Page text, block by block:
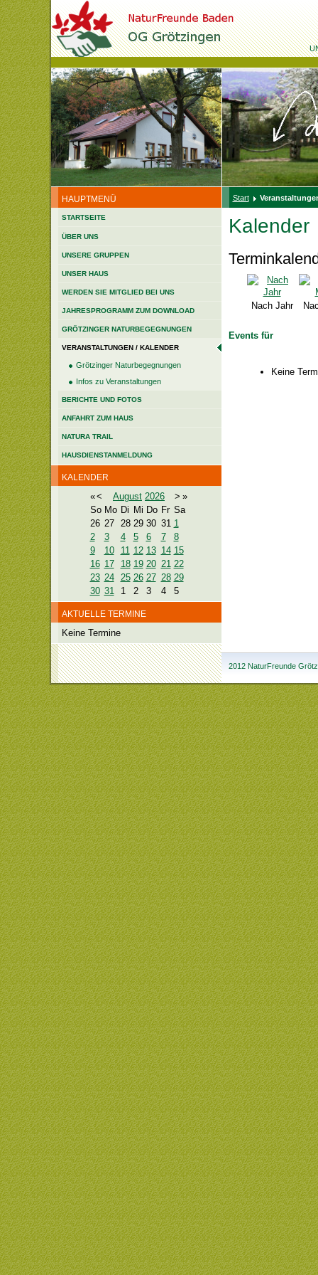
HAUPTMENÜ
STARTSEITE
ÜBER UNS
UNSERE GRUPPEN
UNSER HAUS
WERDEN SIE MITGLIED BEI UNS
JAHRESPROGRAMM ZUM DOWNLOAD
GRÖTZINGER NATURBEGEGNUNGEN
VERANSTALTUNGEN / KALENDER
Grötzinger Naturbegegnungen
Infos zu Veranstaltungen
BERICHTE UND FOTOS
ANFAHRT ZUM HAUS
NATURA TRAIL
HAUSDIENSTANMELDUNG
KALENDER
«< August 2026 > »
So Mo Di Mi Do Fr Sa
26 27 28 29 30 31 1
2
3 4 5 6 7
8
9
10 11 12 13 14 15
16 17 18 19 20 21 22
23 24 25 26 27 28 29
30 31 1 2 3 4 5
AKTUELLE TERMINE
Keine Termine
Start
Kalender
Nach Jahr
Events für
Keine
2012 NaturFreunde